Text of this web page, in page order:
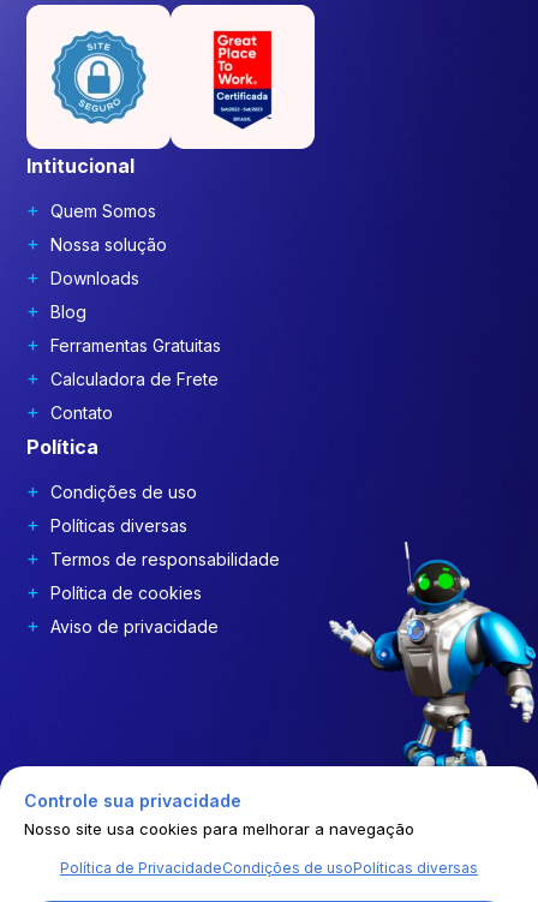
Intitucional
Quem Somos
Nossa solução
Downloads
Blog
Ferramentas Gratuitas
Calculadora de Frete
Contato
Política
Condições de uso
Políticas diversas
Termos de responsabilidade
Política de cookies
Aviso de privacidade
Controle sua privacidade
Nosso site usa cookies para melhorar a navegação
Política de PrivacidadeCondições de usoPolíticas diversas